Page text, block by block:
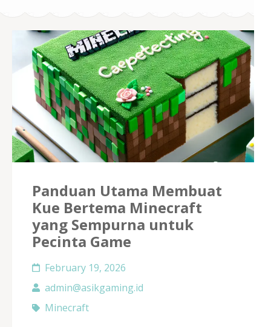
Panduan Utama Membuat
Kue Bertema Minecraft
yang Sempurna untuk
Pecinta Game
February 19, 2026
admin@asikgaming.id
Minecraft